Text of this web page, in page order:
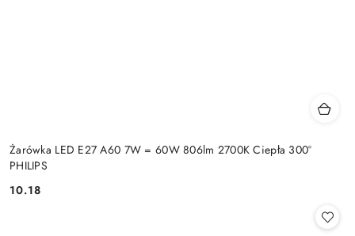
Żarówka LED E27 A60 7W = 60W 806lm 2700K Ciepła 300°
PHILIPS
Cena:
10.18